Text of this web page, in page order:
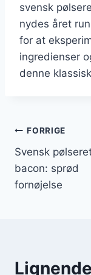
svensk
nydes året
for at
ingredienser
denne
FORRIGE
Svensk
bacon: sprød
fornøjelse